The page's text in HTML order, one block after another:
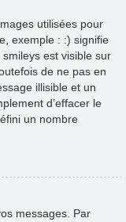
utilisées pour
exemple : :) signifie
est visible sur
de ne pas en
illisible et un
d’effacer le
un nombre
messages. Par